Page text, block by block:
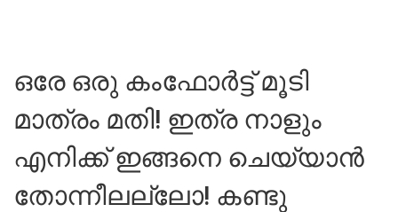
ഒരേ ഒരു കംഫോർട്ട് മൂടി
മാത്രം മതി! ഇത്ര നാളും
എനിക്ക് ഇങ്ങനെ ചെയ്യാൻ
തോന്നീലല്ലോ! കണ്ടു